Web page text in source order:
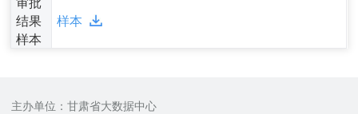
结果
样本
样本
主办单位：甘肃省大数据中心